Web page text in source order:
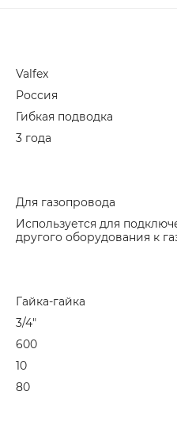
Valfex
Россия
Гибкая подводка
3 года
Для газопровода
Используется для
другого оборудования к
Гайка-гайка
3/4"
600
10
80